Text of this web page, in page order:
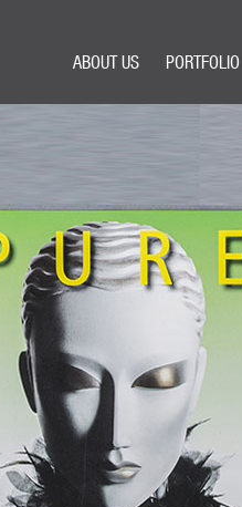
ABOUT US PORTFOLIO